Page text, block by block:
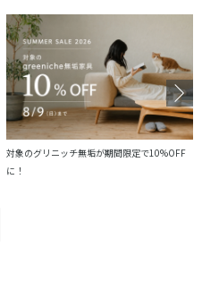
対象のグリニッチ無垢が期間限定で10%OFF
に！